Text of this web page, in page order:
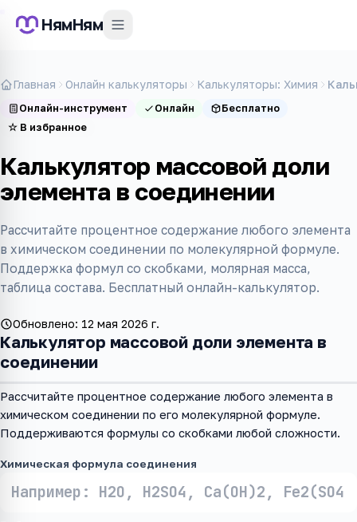
НямНям
Главная Онлайн калькуляторы Калькуляторы: Химия
Онлайн-инструмент Онлайн
Бесплатно
☆ В избранное
Калькулятор массовой доли
элемента в соединении
Рассчитайте процентное содержание любого элемента
в химическом соединении по молекулярной формуле.
Поддержка формул со скобками, молярная масса,
таблица состава. Бесплатный онлайн-калькулятор.
Обновлено: 12 мая 2026 г.
Калькулятор массовой доли элемента в
соединении
Рассчитайте процентное содержание любого элемента в
химическом соединении по его молекулярной формуле.
Поддерживаются формулы со скобками любой сложности.
Химическая формула соединения